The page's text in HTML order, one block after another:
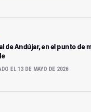
de Andújar, en el punto de
EL 13 DE MAYO DE 2026